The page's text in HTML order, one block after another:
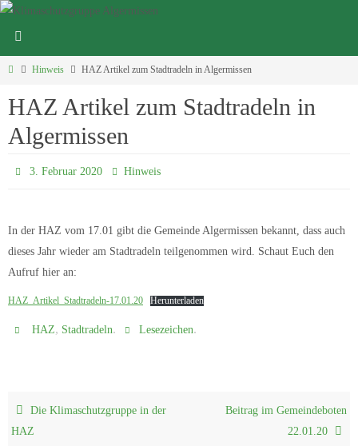
Zum
Inhalt
StartHinweis HAZ Artikel zum Stadtradeln in Algermissen
HAZ Artikel zum Stadtradeln in
Algermissen
3. Februar 2020 Hinweis
In der HAZ vom 17.01 gibt die Gemeinde Algermissen bekannt, dass auch
dieses Jahr wieder am Stadtradeln teilgenommen wird. Schaut Euch den
Aufruf hier an:
HAZ_Artikel_Stadtradeln-17.01.20 Herunterladen
HAZ, Stadtradeln. Lesezeichen.
Die Klimaschutzgruppe in der
HAZ
Beitrag im Gemeindeboten
22.01.20